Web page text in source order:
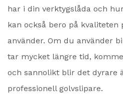
har i din verktygslåda och
kan också bero på kvaliteten
använder. Om du använder
tar mycket längre tid,
och sannolikt blir det dyrare
professionell golvslipare.